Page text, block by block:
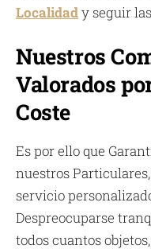
Localidady seguir
Nuestros
Valorados
Coste
Es por ello que
nuestros
servicio
Despreocuparse
todos cuantos